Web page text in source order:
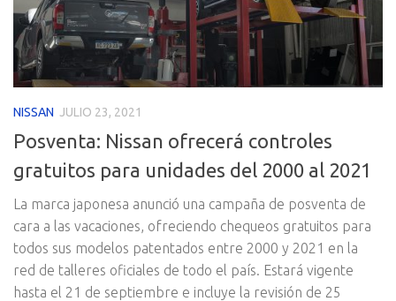
NISSAN JULIO 23, 2021
Posventa: Nissan ofrecerá controles
gratuitos para unidades del 2000 al 2021
La marca japonesa anunció una campaña de posventa de
cara a las vacaciones, ofreciendo chequeos gratuitos para
todos sus modelos patentados entre 2000 y 2021 en la
red de talleres oficiales de todo el país. Estará vigente
hasta el 21 de septiembre e incluye la revisión de 25